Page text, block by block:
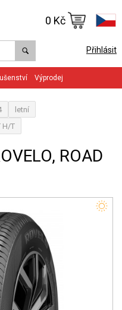
Přihlásit
0 Kč
Výprodej
letní
H/T
ROAD